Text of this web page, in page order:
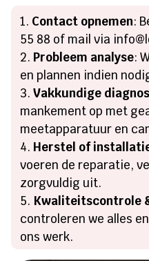
Contact opnemen:
55 88 of mail via
Probleem analyse:
en plannen indien
Vakkundige
mankement op met
meetapparatuur en
Herstel of
voeren de reparatie,
zorgvuldig uit.
Kwaliteitscontrole
controleren we alles
ons werk.